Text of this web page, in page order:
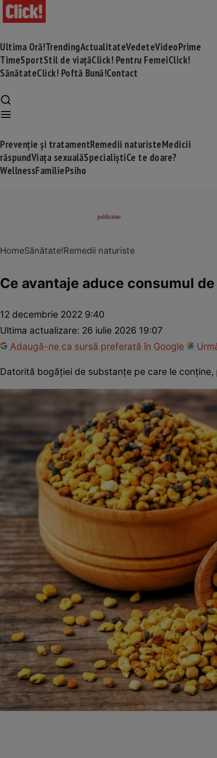
Ultima Oră!TrendingActualitateVedeteVideoPrime
TimeSportStil de viațăClick! Pentru FemeiClick!
SănătateClick! Poftă Bună!Contact
Prevenție și tratamentRemedii naturisteMedicii
răspundViața sexualăSpecialiștiCe te doare?
WellnessFamiliePsiho
HomeSănătate!Remedii naturiste
Ce avantaje aduce consumul
12 decembrie 2022 9:40
Ultima actualizare: 26 iulie 2026 19:07
Adaugă-ne ca sursă preferată în Google
Datorită bogăţiei de substanţe pe care le